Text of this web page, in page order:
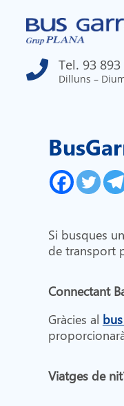
 Tel. 93
Dilluns –
Si busques
de transport
Connectant
Gràcies al
Viatges de